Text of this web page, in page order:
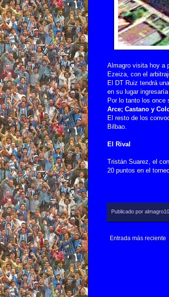
Almagro visita hoy a
Ezeiza, con el
El DT Ruiz tendrá
en su lugar ingresaría
Por lo tanto los once
Arce; Castano y
El resto de los
Bilbao.
El Rival
Tristán Suarez, el
20 puntos en el
Publicado por
Entrada más reciente